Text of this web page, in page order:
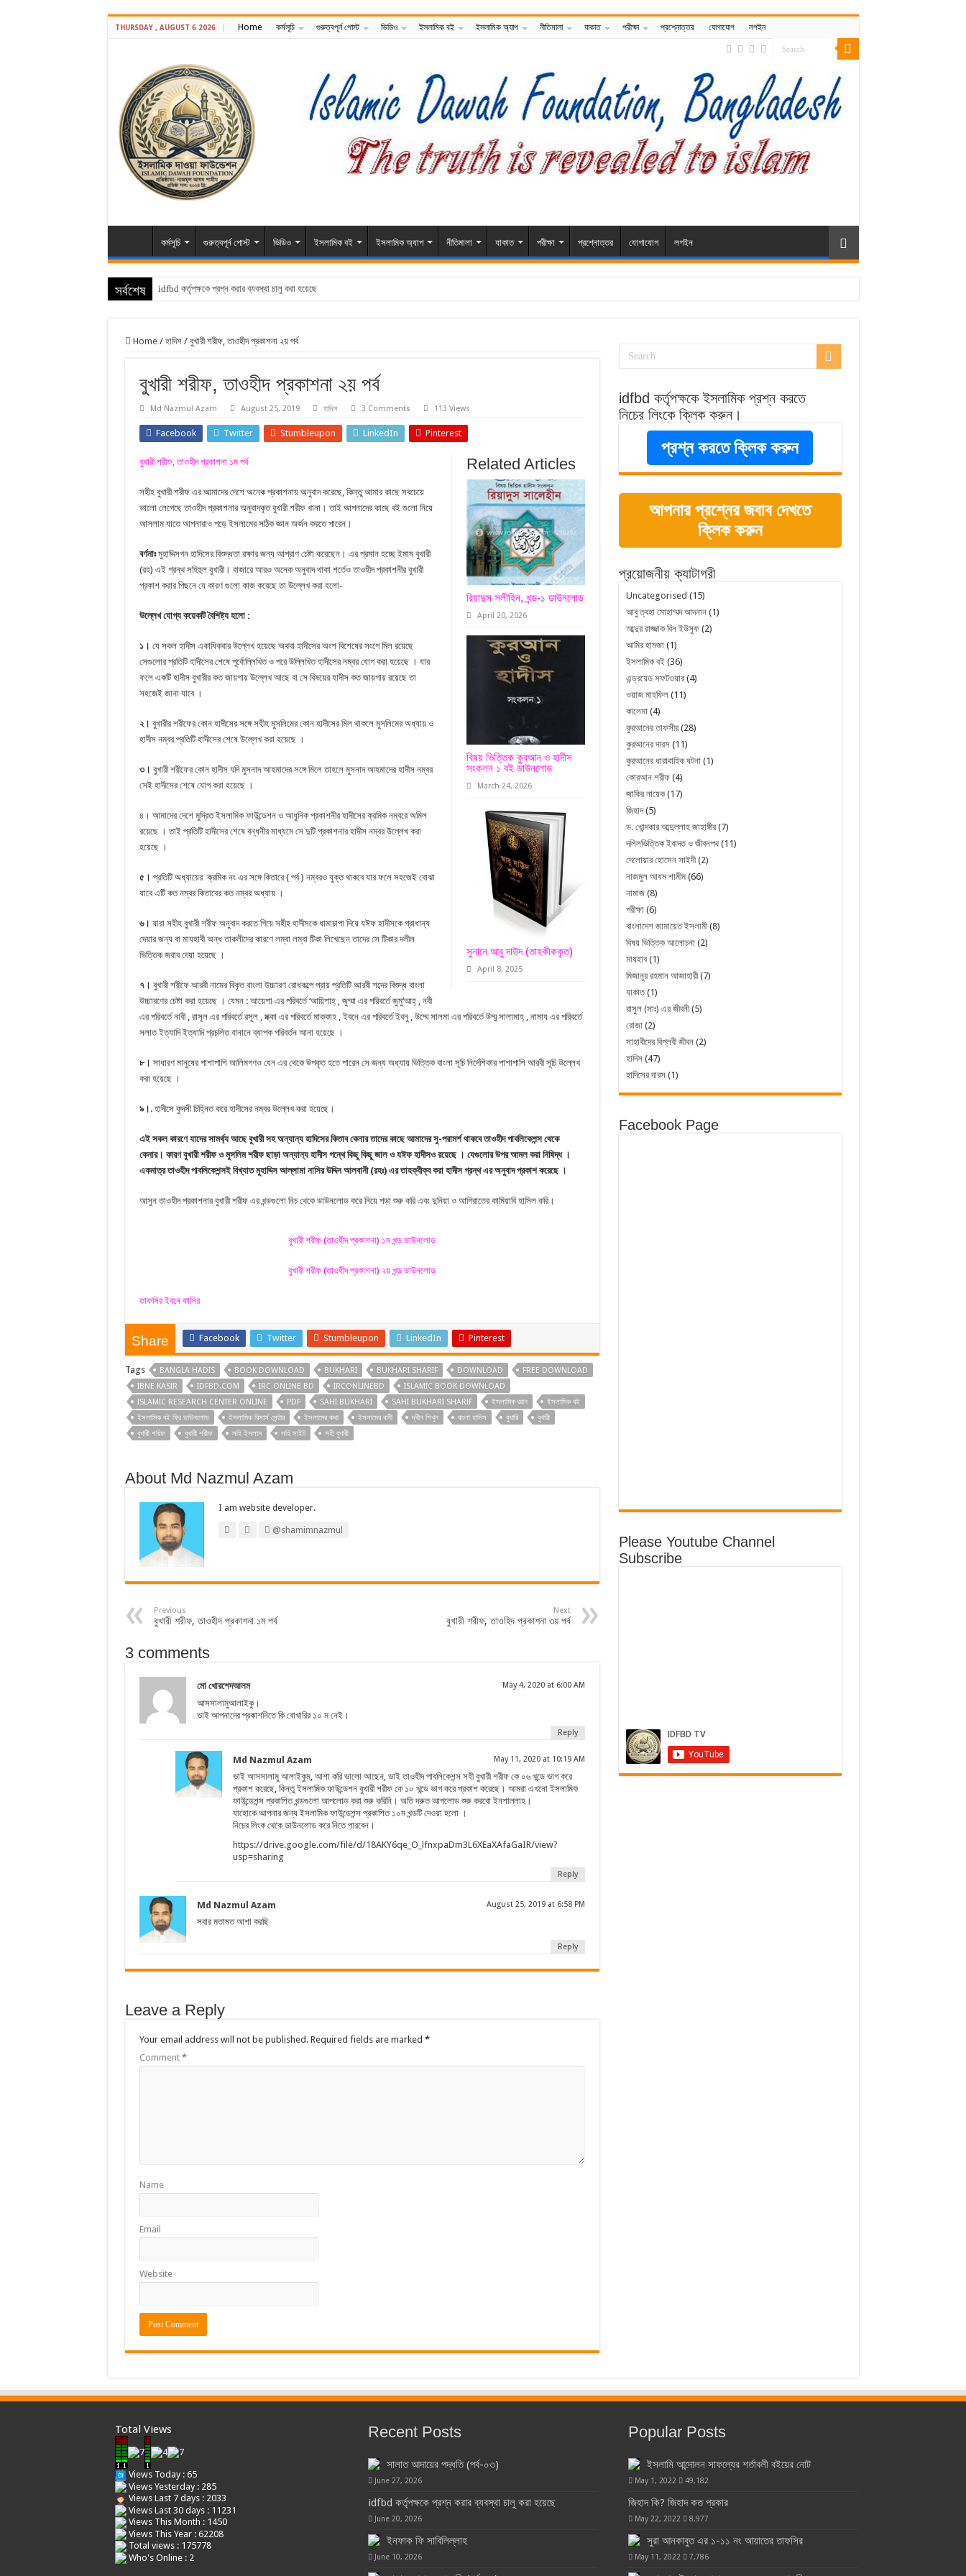
THURSDAY , AUGUST 6 2026 Home কর্মসূচি গুরুত্বপূর্ন পোস্ট ভিডিও ইসলামিক বই ইসলামিক অ্যাপ নীতিমালা যাকাত পরীক্ষা প্রশ্নোত্তর যোগাযোগ লগইন
কর্মসূচি গুরুত্বপূর্ন পোস্ট ভিডিও ইসলামিক বই ইসলামিক অ্যাপ নীতিমালা যাকাত পরীক্ষা প্রশ্নোত্তর যোগাযোগ লগইন
সর্বশেষ idfbd কর্তৃপক্ষকে প্রশ্ন করার ব্যবস্থা চালু করা হয়েছে
Home / হাদিস / বুখারী শরীফ, তাওহীদ প্রকাশনা ২য় পর্ব
বুখারী শরীফ, তাওহীদ প্রকাশনা ২য় পর্ব
Md Nazmul Azam August 25, 2019 হাদিস 3 Comments 113 Views
Facebook Twitter Stumbleupon LinkedIn Pinterest
Related Articles
রিয়াদুস সলীহিন, খন্ড-১ ডাউনলোড
April 20, 2026
বিষয় ভিত্তিক কুরআন ও হাদীস
সংকলন ১ বই ডাউনলোড
March 24, 2026
সুনানে আবু দাউদ (তাহকীককৃত)
April 8, 2025
বুখারী শরীফ, তাওহীদ প্রকাশনা ১ম পর্ব
সহীহ বুখারী শরীফ এর আমাদের দেশে অনেক প্রকাশনায় অনুবাদ করেছে, কিন্তু আমার কাছে সবচেয়ে
ভালো লেগেছে তাওহীদ প্রকাশনার অনুবাদকৃত বুখারী শরীফ খানা। তাই আপনাদের কাছে বই গুলো নিয়ে
আসলাম যাতে আপনারাও পড়ে ইসলামের সঠিক জ্ঞান অর্জন করতে পারেন।
বর্ণনাঃমুহাদ্দিসগন হাদিসের বিশুদ্ধতা রক্ষার জন্য আপ্রাণ চেষ্টা করেছেন। এর প্রমান হচ্ছে ইমাম বুখারী
(রহ) এই গ্রন্থ সহিহুল বুখারী। বাজারে আরও অনেক অনুবাদ থাকা শর্তেও তাওহীদ প্রকাশনীর বুখারী
প্রকাশ করার পিছনে যে কারণ গুলো কাজ করেছে তা উল্লেখ করা হলো-
উল্লেখ যোগ্য কয়েকটি বৈশিষ্ট্য হলো :
১। যে সকল হাদীস একাধিকবার উল্লেখ হয়েছে অথবা হাদীসের অংশ বিশেষের সংগে মিল রয়েছে
সেগুলোর প্রতিটি হাদীসের শেষে পূর্বোল্লিখিত ও পরে উল্লিখিত হাদীসের নম্বর যোগ করা হয়েছে । যার
ফলে একটি হাদীস বুখারীর কত জায়গায় উল্লেখ আছে বা সে বিষয়ের হাদীস কত জায়গায় রয়েছে তা
সহজেই জানা যাবে ।
২। বুখারীর শরীফের কোন হাদীসের সঙ্গে সহীহ মুসলিমের কোন হাদীসের মিল থাকলে মুসলিমের অধ্যায় ও
হাদীস নম্বর প্রতিটি হাদীসের শেষে উল্লেখ করা হয়েছে ।
৩। বুখারী শরীফের কোন হাদীস যদি মুসনাদ আহমাদের সঙ্গে মিলে তাহলে মুসনাদ আহমাদের হাদীস নম্বর
সেই হাদীসের শেষে যোগ করা হয়েছে ।
৪। আমাদের দেশে মুদ্রিত ইসলামিক ফাউন্ডেশন ও আধুনিক প্রকাশনীর হাদীসের ক্রমিক নম্বরে অমিল
রয়েছে । তাই প্রতিটি হাদীসের শেষে বন্ধনীর মাধ্যমে সে দুটি প্রকাশনার হাদীস নম্বর উল্লেখ করা
হয়েছে ।
৫। প্রতিটি অধ্যায়ের ক্রমিক নং এর সঙ্গে কিতারে ( পর্ব ) নম্বরও যুক্ত থাকবে যার ফলে সহজেই বোঝা
যাবে এটি কত নম্বর কিতাবের কত নম্বর অধ্যায় ।
৬। যারা সহীহ বুখারী শরীফ অনুবাদ করতে গিয়ে সহীহ হাদীসকে ধামাচাপা দিয়ে যঈফ হাদীসকে প্রাধান্য
দেয়ার জন্য বা মাযহাবী অন্ধ তাকলীদের কারণে লম্বা লম্বা টিকা লিখেছেন তাদের সে টিকার দলীল
ভিত্তিক জবাব দেয়া হয়েছে ।
৭। বুখারী শরীফে আরবী নামের বিকৃত বাংলা উচ্চারণ রোধকল্পে প্রায় প্রতিটি আরবী শব্দের বিশুদ্ধ বাংলা
উচ্চারণের চেষ্টা করা হয়েছে । যেমন : আয়েশা এর পরিবর্তে ‘আয়িশাহ্ , জুম্মা এর পরিবর্তে জুমু‘আহ্ , নবী
এর পরিবর্তে নাবী , রাসূল এর পরিবর্তে রসূল , ম্ক্কা এর পরিবর্তে মাক্কাহ , ইবনে এর পরিবর্তে ইবনু , উম্মে সালমা এর পরিবর্তে উম্মু সালামাহ্ , নামায এর পরিবর্তে
সলাত ইত্যাদি ইত্যাদি প্রচলিত বানানে ব্যাপক পরিবর্তন আনা হয়েছে ।
৮। সাধারণ মানুষের পাশাপাশি আলিমগণও যেন এর থেকে উপকৃত হতে পারেন সে জন্য অধ্যায় ভিত্তিক বাংলা সূচি নির্দেশিকার পাশাপাশি আরবী সূচি উল্লেখ
করা হয়েছে ।
৯। . হাদীসে কুদসী চিহ্নিত করে হাদীসের নম্বর উল্লেখ করা হয়েছে।
এই সকল কারণে যাদের সামর্থ্য আছে বুখারী সহ অন্যান্য হাদিসের কিতাব কেনার তাদের কাছে আমাদের সু-পরামর্শ থাকবে তাওহীদ পাবলিকেশন্স থেকে
কেনার। কারণ বুখারী শরীফ ও মুসলিম শরীফ ছাড়া অন্যান্য হাদীস গন্থে কিছু কিছু জাল ও যঈফ হাদীসও রয়েছে । যেগুলোর উপর আমল করা নিষিদ্ধ ।
একমাত্র তাওহীদ পাবলিকেশন্সই বিখ্যাত মুহাদ্দিস আল্লামা নাসির উদ্দিন আলবানী (রহঃ) এর তাহক্বীক্ব করা হাদীস গ্রন্থ এর অনুবাদ প্রকাশ করেছে ।
আসুন তাওহীদ প্রকাশনার বুখারী শরীফ এর খন্ডগুলো নিচ থেকে ডাউনলোড করে নিয়ে পড়া শুরু করি এবং দুনিয়া ও আগিরাতের কামিয়াবি হাসিল করি।
বুখারী শরীফ (তাওহীদ প্রকাশনা) ১ম খন্ড ডাউনলোড
বুখারী শরীফ (তাওহীদ প্রকাশনা) ২য় খন্ড ডাউনলোড
তাফসির ইবনে কাসির
Share Facebook Twitter Stumbleupon LinkedIn Pinterest
Tags BANGLA HADIS BOOK DOWNLOAD BUKHARI BUKHARI SHARIF DOWNLOAD
FREE DOWNLOAD
IBNE KASIR
IDFBD.COM IRC ONLINE BD IRCONLINEBD
ISLAMIC BOOK DOWNLOAD
ISLAMIC RESEARCH CENTER ONLINE
PDF SAHI BUKHARI SAHI BUKHARI SHARIF ইসলামিক জ্ঞান
ইসলামিক বই
ইসলামিক বই ফ্রি ডাউনলোড
ইসলামিক রিসার্স সেন্টার ইসলামের কথা ইসলামের বানী দ্বীন শিখুন বাংলা হাদিস বুখারি
বুখারী
বুখারী শরিফ
বুখারী শরীফ সহি ইসলাম সহি সাইট সহী বুখারী
About Md Nazmul Azam
I am website developer.
@shamimnazmul
Previous
বুখারী শরীফ, তাওহীদ প্রকাশনা ১ম পর্ব
Next
বুখারী শরীফ, তাওহিদ প্রকাশনা ৩য় পর্ব
3 comments
মো খোরশেদআলম May 4, 2020 at 6:00 AM
আসসালামুআলাইকু।
ভাই আপনাদের প্রকাশনিতে কি বোখারির ১০ ম নেই।
Reply
Md Nazmul Azam May 11, 2020 at 10:19 AM
ভাই আসসালামু আলাইকুম, আশা করি ভালো আছেন, ভাই তাওহীদ পাবলিকেশন্স সহী বুখারী শরীফ কে ০৬ খন্ডে ভাগ করে
প্রকাশ করেছে, কিন্তু ইসলামিক ফাউন্ডেশন বুখারী শরীফ কে ১০ খন্ডে ভাগ করে প্রকাশ করেছে। আমরা এখনো ইসলামিক
ফাউন্ডেশন্স প্রকাশিত খন্ডগুলো আপলোড করা শুরু করিনি। অতি দ্রুত আপলোড শুরু করবো ইনশাল্লাহ।
যাহোকে আপনার জন্য ইসলামিক ফাউন্ডেশন্স প্রকাশিত ১০ম খন্ডটি দেওয়া হলো ।
নিচের লিংক থেকে ডাউনলোড করে নিতে পারবেন।
https://drive.google.com/file/d/18AKY6qe_O_lfnxpaDm3L6XEaXAfaGaIR/view?
usp=sharing
Reply
Md Nazmul Azam August 25, 2019 at 6:58 PM
সবার মতামত আশা করছি
Reply
Leave a Reply
Your email address will not be published. Required fields are marked *
Comment *
Name
Email
Website
idfbd কর্তৃপক্ষকে ইসলামিক প্রশ্ন করতে
নিচের লিংকে ক্লিক করুন।
প্রশ্ন করতে ক্লিক করুন
আপনার প্রশ্নের জবাব দেখতে
ক্লিক করুন
প্রয়োজনীয় ক্যাটাগরী
Uncategorised (15)
আবু ত্বহা মোহাম্মদ আদনান(1)
আব্দুর রাজ্জাক বিন ইউসুফ(2)
আমির হামজা(1)
ইসলামিক বই(36)
এন্ড্রয়েড সফটওয়ার(4)
ওয়াজ মাহফিল(11)
কালেমা(4)
কুরআনের তাফসীর(28)
কুরআনের দারস(11)
কুরআনের ধারাবাহিক ঘটনা(1)
কোরআন শরীফ(4)
জাকির নায়েক(17)
জিহাদ(5)
ড. খোন্দকার আব্দুল্লাহ জাহাঙ্গীর(7)
দলিলভিত্তিক ইবাদত ও জীবনপথ(11)
দেলোয়ার হোসেন সাইদী(2)
নাজমুল আযম শামীম(66)
নামাজ(8)
পরীক্ষা(6)
বাংলাদেশ জামায়েত ইসলামী(8)
বিষয় ভিত্তিক আলোচনা(2)
মাযহাব(1)
মিজানুর রহমান আজাহারী(7)
যাকাত(1)
রাসুল (সাঃ) এর জীবনী(5)
রোজা(2)
সাহাবীদের বিপ্লবী জীবন(2)
হাদিস(47)
হাদিসের দারস(1)
Facebook Page
Please Youtube Channel
Subscribe
Total Views
Views Today : 65
Views Yesterday : 285
Views Last 7 days : 2033
Views Last 30 days : 11231
Views This Month : 1450
Views This Year : 62208
Total views : 175778
Who's Online : 2
Recent Posts
সালাত আদায়ের পদ্ধতি (পর্ব-০৩)
June 27, 2026
idfbd কর্তৃপক্ষকে প্রশ্ন করার ব্যবস্থা চালু করা হয়েছে
June 20, 2026
ইনফাক ফি সাবিলিল্লাহ
June 10, 2026
Popular Posts
ইসলামি আন্দোলন সাফল্যের শর্তাবলী বইয়ের নোট
May 1, 2022 49,182
জিহাদ কি? জিহাদ কত প্রকার
May 22, 2022 8,977
সুরা আনকাবুত এর ১-১১ নং আয়াতের তাফসির
May 11, 2022 7,786